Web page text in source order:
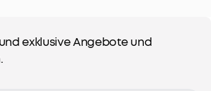
exklusive Angebote und